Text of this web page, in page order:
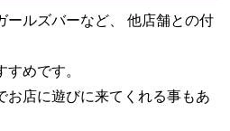
ールズバーなど、 他店舗との付
めです。
お店に遊びに来てくれる事もあ